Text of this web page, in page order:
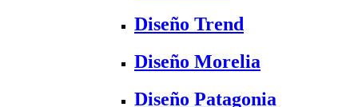
Diseño Trend
Diseño Morelia
Diseño Patagonia